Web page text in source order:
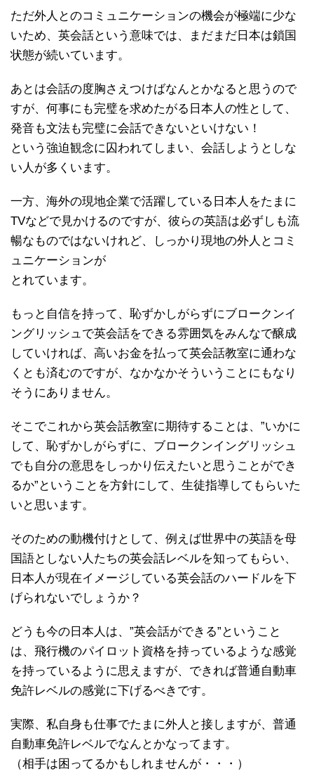
ただ外人とのコミュニケーションの機会が極端に少な
いため、英会話という意味では、まだまだ日本は鎖国
状態が続いています。
あとは会話の度胸さえつけばなんとかなると思うので
すが、何事にも完璧を求めたがる日本人の性として、
発音も文法も完璧に会話できないといけない！
という強迫観念に囚われてしまい、会話しようとしな
い人が多くいます。
一方、海外の現地企業で活躍している日本人をたまに
TVなどで見かけるのですが、彼らの英語は必ずしも流
暢なものではないけれど、しっかり現地の外人とコミ
ュニケーションが
とれています。
もっと自信を持って、恥ずかしがらずにブロークンイ
ングリッシュで英会話をできる雰囲気をみんなで醸成
していければ、高いお金を払って英会話教室に通わな
くとも済むのですが、なかなかそういうことにもなり
そうにありません。
そこでこれから英会話教室に期待することは、”いかに
して、恥ずかしがらずに、ブロークンイングリッシュ
でも自分の意思をしっかり伝えたいと思うことができ
るか”ということを方針にして、生徒指導してもらいた
いと思います。
そのための動機付けとして、例えば世界中の英語を母
国語としない人たちの英会話レベルを知ってもらい、
日本人が現在イメージしている英会話のハードルを下
げられないでしょうか？
どうも今の日本人は、”英会話ができる”ということ
は、飛行機のパイロット資格を持っているような感覚
を持っているように思えますが、できれば普通自動車
免許レベルの感覚に下げるべきです。
実際、私自身も仕事でたまに外人と接しますが、普通
自動車免許レベルでなんとかなってます。
（相手は困ってるかもしれませんが・・・）